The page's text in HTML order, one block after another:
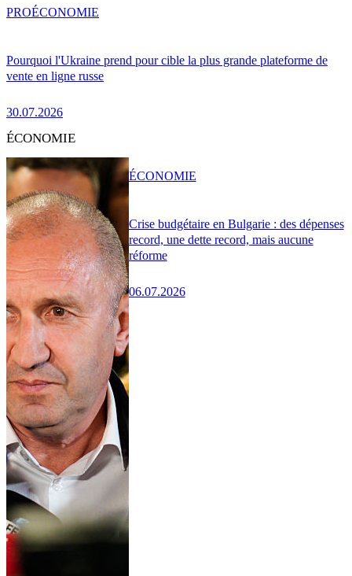
Pourquoi l'Ukraine prend pour cible la plus grande plateforme de
vente en ligne russe
30.07.2026
PROÉCONOMIE
ÉCONOMIE
Crise budgétaire en Bulgarie : des dépenses
record, une dette record, mais aucune
réforme
06.07.2026
ÉCONOMIE